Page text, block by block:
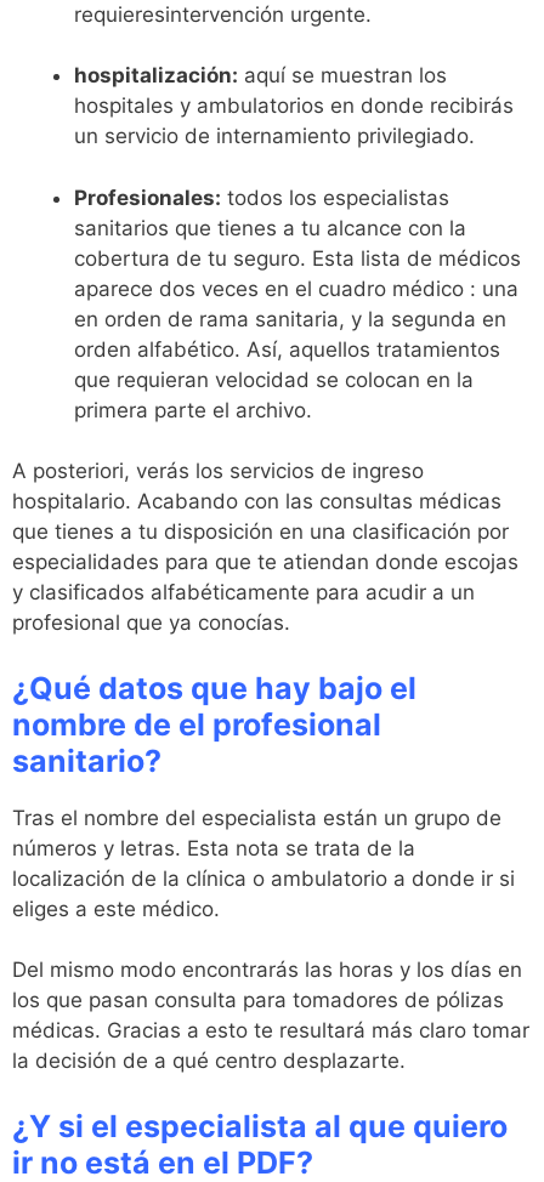
requieresintervención urgente.
hospitalización: aquí se muestran los
hospitales y ambulatorios en donde recibirás
un servicio de internamiento privilegiado.
Profesionales: todos los especialistas
sanitarios que tienes a tu alcance con la
cobertura de tu seguro. Esta lista de médicos
aparece dos veces en el cuadro médico : una
en orden de rama sanitaria, y la segunda en
orden alfabético. Así, aquellos tratamientos
que requieran velocidad se colocan en la
primera parte el archivo.
A posteriori, verás los servicios de ingreso
hospitalario. Acabando con las consultas médicas
que tienes a tu disposición en una clasificación por
especialidades para que te atiendan donde escojas
y clasificados alfabéticamente para acudir a un
profesional que ya conocías.
¿Qué datos que hay bajo el
nombre de el profesional
sanitario?
Tras el nombre del especialista están un grupo de
números y letras. Esta nota se trata de la
localización de la clínica o ambulatorio a donde ir si
eliges a este médico.
Del mismo modo encontrarás las horas y los días en
los que pasan consulta para tomadores de pólizas
médicas. Gracias a esto te resultará más claro tomar
la decisión de a qué centro desplazarte.
¿Y si el especialista al que quiero
ir no está en el PDF?